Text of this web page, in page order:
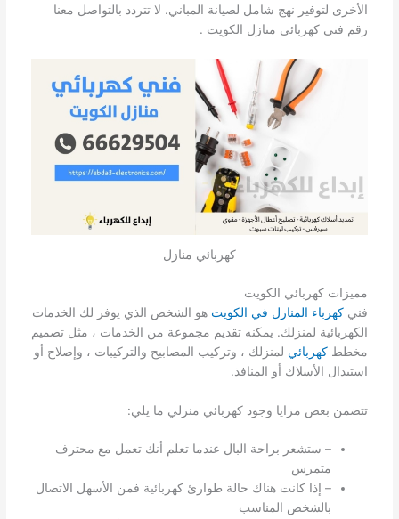
الأخرى لتوفير نهج شامل لصيانة المباني. لا تتردد بالتواصل معنا
رقم فني كهربائي منازل الكويت .
كهربائي منازل
مميزات كهربائي الكويت
فني كهرباء المنازل في الكويت هو الشخص الذي يوفر لك الخدمات
الكهربائية لمنزلك. يمكنه تقديم مجموعة من الخدمات ، مثل تصميم
مخطط كهربائي لمنزلك ، وتركيب المصابيح والتركيبات ، وإصلاح أو
استبدال الأسلاك أو المنافذ.
تتضمن بعض مزايا وجود كهربائي منزلي ما يلي:
– ستشعر براحة البال عندما تعلم أنك تعمل مع محترف
متمرس
– إذا كانت هناك حالة طوارئ كهربائية فمن الأسهل الاتصال
بالشخص المناسب